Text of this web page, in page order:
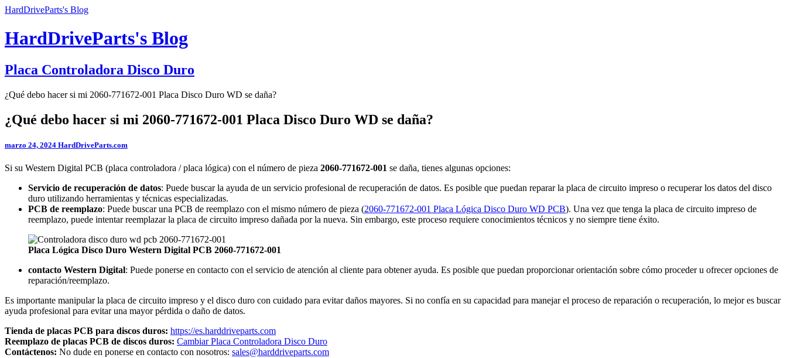
HardDriveParts's Blog
HardDriveParts's Blog
Placa Controladora Disco Duro
¿Qué debo hacer si mi 2060-771672-001 Placa Disco Duro WD se daña?
¿Qué debo hacer si mi 2060-771672-001 Placa Disco Duro WD se daña?
marzo 24, 2024 HardDriveParts.com
Si su Western Digital PCB (placa controladora / placa lógica) con el número de pieza 2060-771672-001 se daña, tienes algunas opciones:
Servicio de recuperación de datos: Puede buscar la ayuda de un servicio profesional de recuperación de datos. Es posible que puedan reparar la placa de circuito impreso o recuperar los datos del disco
duro utilizando herramientas y técnicas especializadas.
PCB de reemplazo: Puede buscar una PCB de reemplazo con el mismo número de pieza (2060-771672-001 Placa Lógica Disco Duro WD PCB). Una vez que tenga la placa de circuito impreso de
reemplazo, puede intentar reemplazar la placa de circuito impreso dañada por la nueva. Sin embargo, este proceso requiere conocimientos técnicos y no siempre tiene éxito.
Placa Lógica Disco Duro Western Digital PCB 2060-771672-001
contacto Western Digital: Puede ponerse en contacto con el servicio de atención al cliente para obtener ayuda. Es posible que puedan proporcionar orientación sobre cómo proceder u ofrecer opciones de
reparación/reemplazo.
Es importante manipular la placa de circuito impreso y el disco duro con cuidado para evitar daños mayores. Si no confía en su capacidad para manejar el proceso de reparación o recuperación, lo mejor es buscar
ayuda profesional para evitar una mayor pérdida o daño de datos.
Tienda de placas PCB para discos duros: https://es.harddriveparts.com
Reemplazo de placas PCB de discos duros: Cambiar Placa Controladora Disco Duro
Contáctenos: No dude en ponerse en contacto con nosotros: sales@harddriveparts.com